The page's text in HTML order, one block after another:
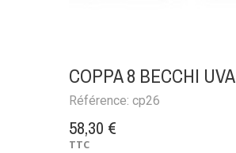
COPPA 8 BECCHI UVA
Référence:cp26
58,30 €
TTC